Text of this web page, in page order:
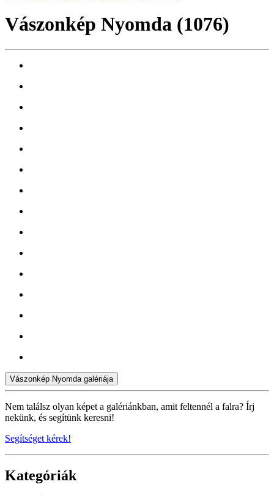
Vászonkép Nyomda (1076)
Vászonkép Nyomda galériája
Nem találsz olyan képet a galériánkban, amit feltennél a falra? Írj
nekünk, és segítünk keresni!
Segítséget kérek!
Kategóriák